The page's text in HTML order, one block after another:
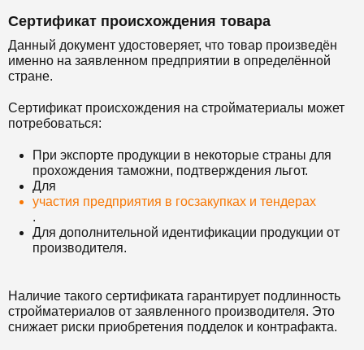
Сертификат происхождения товара
Данный документ удостоверяет, что товар произведён
именно на заявленном предприятии в определённой
стране.
Сертификат происхождения на стройматериалы может
потребоваться:
При экспорте продукции в некоторые страны для
прохождения таможни, подтверждения льгот.
Для
участия предприятия в госзакупках и тендерах
.
Для дополнительной идентификации продукции от
производителя.
Наличие такого сертификата гарантирует подлинность
стройматериалов от заявленного производителя. Это
снижает риски приобретения подделок и контрафакта.